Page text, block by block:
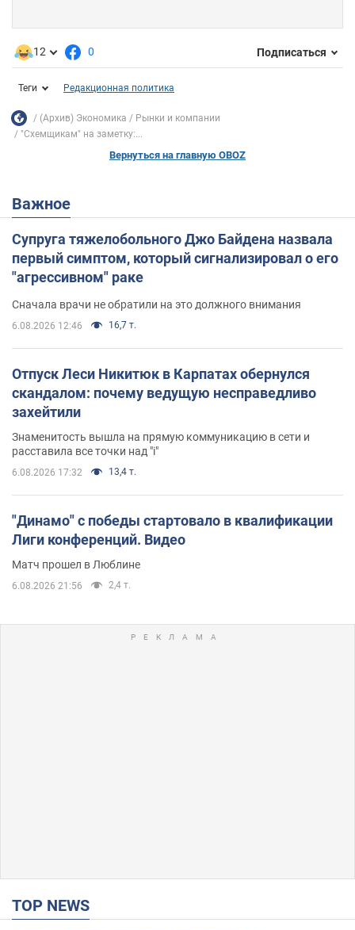
12 0 Подписаться
Теги Редакционная политика
(Архив) Экономика
Рынки и компании
"Схемщикам" на заметку:...
Вернуться на главную OBOZ
Важное
Супруга тяжелобольного Джо Байдена назвала
первый симптом, который сигнализировал о его
"агрессивном" раке
Сначала врачи не обратили на это должного внимания
6.08.2026 12:46 16,7 т.
Отпуск Леси Никитюк в Карпатах обернулся
скандалом: почему ведущую несправедливо
захейтили
Знаменитость вышла на прямую коммуникацию в сети и
расставила все точки над "i"
6.08.2026 17:32 13,4 т.
"Динамо" с победы стартовало в квалификации
Лиги конференций. Видео
Матч прошел в Люблине
6.08.2026 21:56 2,4 т.
TOP NEWS